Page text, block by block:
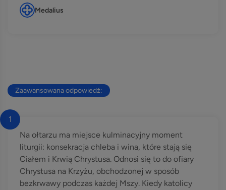
Medalius
Zaawansowana odpowiedź:
1
Na ołtarzu ma miejsce kulminacyjny moment
liturgii: konsekracja chleba i wina, które stają się
Ciałem i Krwią Chrystusa. Odnosi się to do ofiary
Chrystusa na Krzyżu, obchodzonej w sposób
bezkrwawy podczas każdej Mszy. Kiedy katolicy